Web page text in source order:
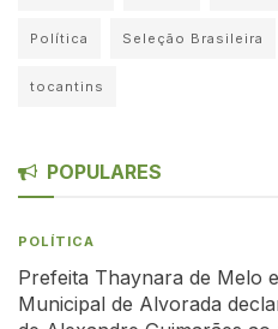
Política Seleção Brasileira
tocantins
POPULARES
POLÍTICA
Prefeita Thaynara de Melo
Municipal de Alvorada